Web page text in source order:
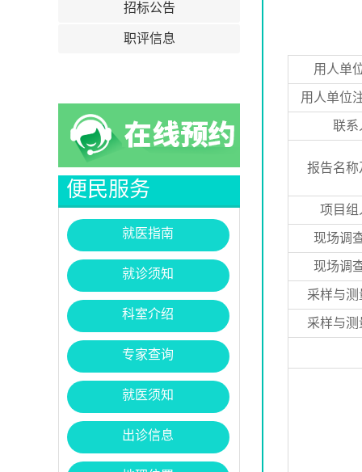
用人单
用人单位
联系
报告名称
项目组
现场调
现场调
采样与
采样与
招标公告
职评信息
便民服务
就医指南
就诊须知
科室介绍
专家查询
就医须知
出诊信息